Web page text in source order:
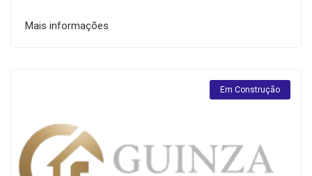
Mais informações
Em Construção